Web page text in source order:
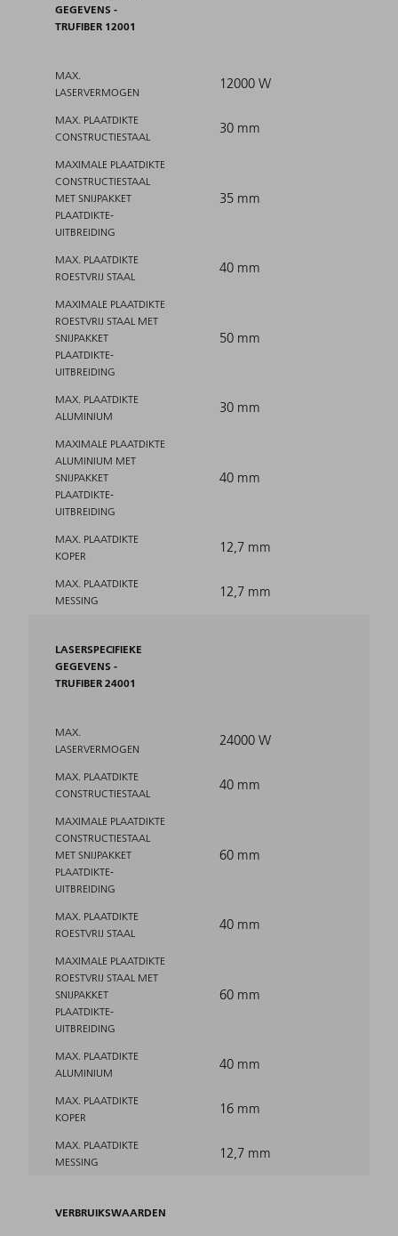
GEGEVENS -
TRUFIBER 12001
MAX.
LASERVERMOGEN
12000 W
MAX. PLAATDIKTE
CONSTRUCTIESTAAL
30 mm
MAXIMALE PLAATDIKTE
CONSTRUCTIESTAAL
MET SNIJPAKKET
PLAATDIKTE-
UITBREIDING
35 mm
MAX. PLAATDIKTE
ROESTVRIJ STAAL
40 mm
MAXIMALE PLAATDIKTE
ROESTVRIJ STAAL MET
SNIJPAKKET
PLAATDIKTE-
UITBREIDING
50 mm
MAX. PLAATDIKTE
ALUMINIUM
30 mm
MAXIMALE PLAATDIKTE
ALUMINIUM MET
SNIJPAKKET
PLAATDIKTE-
UITBREIDING
40 mm
MAX. PLAATDIKTE
KOPER
12,7 mm
MAX. PLAATDIKTE
MESSING
12,7 mm
LASERSPECIFIEKE
GEGEVENS -
TRUFIBER 24001
MAX.
LASERVERMOGEN
24000 W
MAX. PLAATDIKTE
CONSTRUCTIESTAAL
40 mm
MAXIMALE PLAATDIKTE
CONSTRUCTIESTAAL
MET SNIJPAKKET
PLAATDIKTE-
UITBREIDING
60 mm
MAX. PLAATDIKTE
ROESTVRIJ STAAL
40 mm
MAXIMALE PLAATDIKTE
ROESTVRIJ STAAL MET
SNIJPAKKET
PLAATDIKTE-
UITBREIDING
60 mm
MAX. PLAATDIKTE
ALUMINIUM
40 mm
MAX. PLAATDIKTE
KOPER
16 mm
MAX. PLAATDIKTE
MESSING
12,7 mm
VERBRUIKSWAARDEN